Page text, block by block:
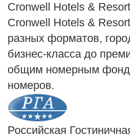
Cronwell Hotels &
Cronwell Hotels &
разных форматов,
бизнес-класса до
общим номерным
номеров.
Российская